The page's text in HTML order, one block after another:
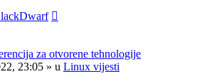
za otvorene tehnologije
23:05 » u Linux vijesti